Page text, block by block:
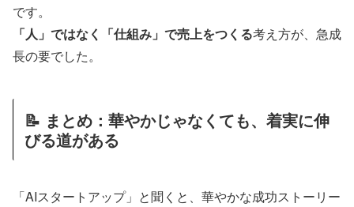
です。
「人」ではなく「仕組み」で売上をつくる考え方が、急成
長の要でした。
📝 まとめ：華やかじゃなくても、着実に伸
びる道がある
「AIスタートアップ」と聞くと、華やかな成功ストーリー